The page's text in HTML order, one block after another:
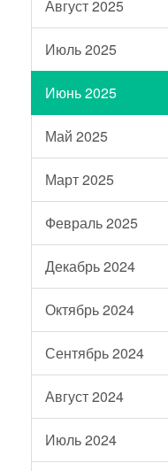
Август 2025
Июль 2025
Июнь 2025
Май 2025
Март 2025
Февраль 2025
Декабрь 2024
Октябрь 2024
Сентябрь 2024
Август 2024
Июль 2024